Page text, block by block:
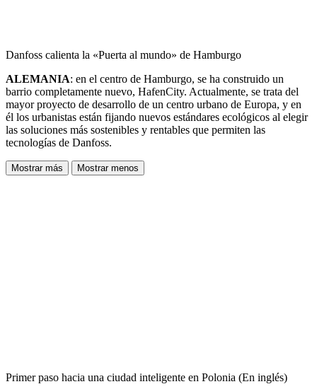
Danfoss calienta la «Puerta al mundo» de Hamburgo
ALEMANIA: en el centro de Hamburgo, se ha construido un
barrio completamente nuevo, HafenCity. Actualmente, se trata del
mayor proyecto de desarrollo de un centro urbano de Europa, y en
él los urbanistas están fijando nuevos estándares ecológicos al elegir
las soluciones más sostenibles y rentables que permiten las
tecnologías de Danfoss.
Mostrar más Mostrar menos
Primer paso hacia una ciudad inteligente en Polonia (En inglés)